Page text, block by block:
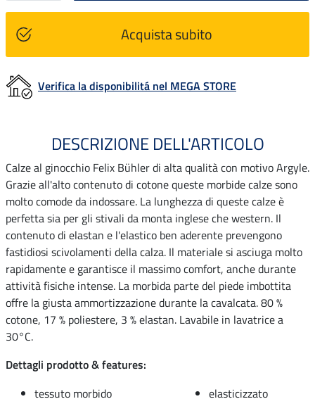
Acquista subito
Verifica la disponibilitá nel MEGA STORE
DESCRIZIONE DELL'ARTICOLO
Calze al ginocchio Felix Bühler di alta qualità con motivo Argyle.
Grazie all'alto contenuto di cotone queste morbide calze sono
molto comode da indossare. La lunghezza di queste calze è
perfetta sia per gli stivali da monta inglese che western. Il
contenuto di elastan e l'elastico ben aderente prevengono
fastidiosi scivolamenti della calza. Il materiale si asciuga molto
rapidamente e garantisce il massimo comfort, anche durante
attività fisiche intense. La morbida parte del piede imbottita
offre la giusta ammortizzazione durante la cavalcata. 80 %
cotone, 17 % poliestere, 3 % elastan. Lavabile in lavatrice a
30°C.
Dettagli prodotto & features:
tessuto morbido
elasticizzato